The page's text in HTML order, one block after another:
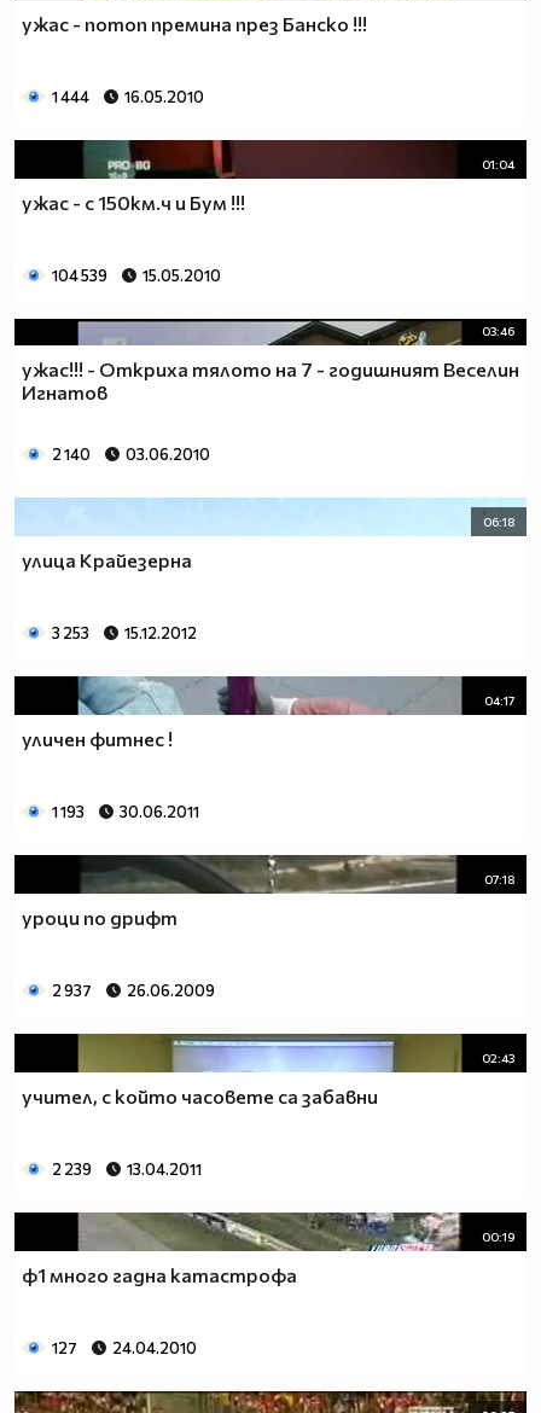
ужас - потоп премина през Банско !!!
1 444 16.05.2010
01:04
ужас - с 150км.ч и Бум !!!
104 539 15.05.2010
03:46
ужас!!! - Откриха тялото на 7 - годишният Веселин
Игнатов
2 140 03.06.2010
06:18
улица Крайезерна
3 253 15.12.2012
04:17
уличен фитнес !
1 193 30.06.2011
07:18
уроци по дрифт
2 937 26.06.2009
02:43
учител, с който часовете са забавни
2 239 13.04.2011
00:19
ф1 много гадна катастрофа
127 24.04.2010